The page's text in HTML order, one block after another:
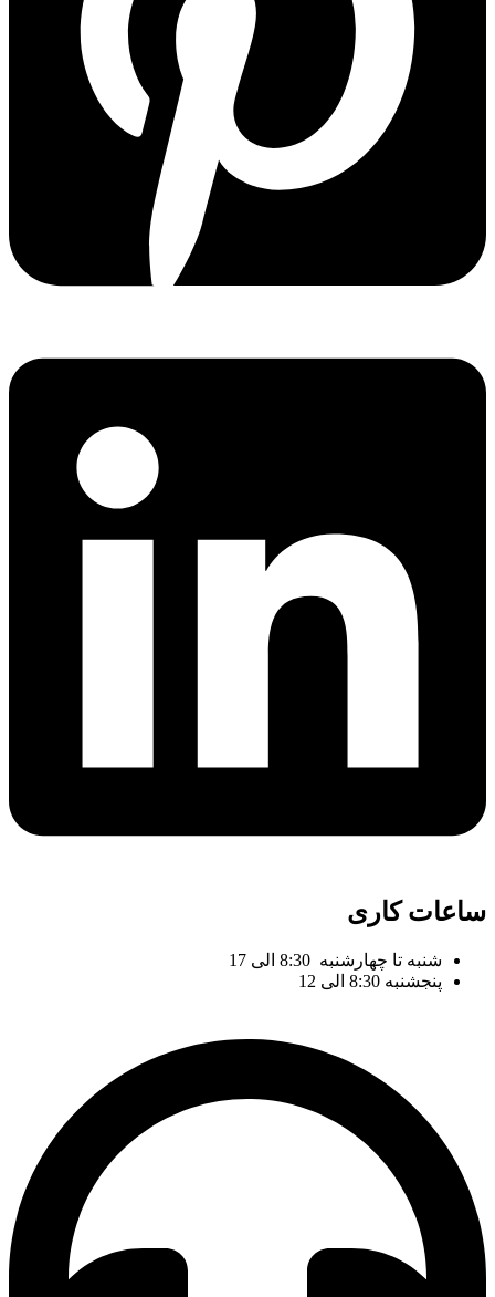
ساعات کاری
شنبه تا چهارشنبه 8:30 الی 17
پنجشنبه 8:30 الی 12